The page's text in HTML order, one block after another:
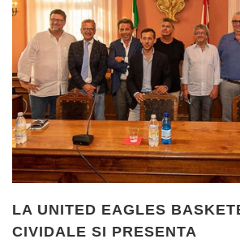
LA UNITED EAGLES
CIVIDALE SI PRESENTA